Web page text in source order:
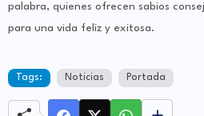
palabra, quienes ofrecen sabios
para una vida feliz y exitosa.
Tags: Noticias Portada